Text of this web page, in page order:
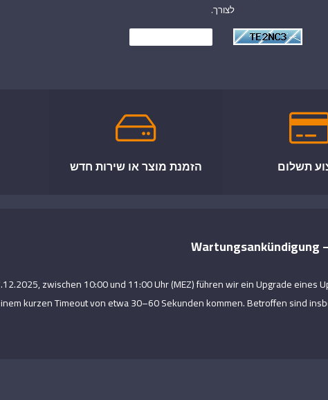
לצורך.
הזמנת מוצר או שירות חדש תשלום
Wartungsankündigung
zwischen 10:00 und 11:00 Uhr (MEZ) führen wir ein Upgrade eines
kurzen Timeout von etwa 30–60 Sekunden kommen. Betroffen sind